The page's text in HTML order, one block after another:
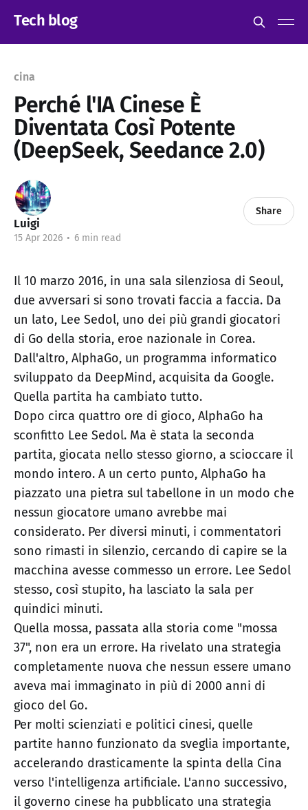
Tech blog
cina
Perché l'IA Cinese È
Diventata Così Potente
(DeepSeek, Seedance 2.0)
Luigi
15 Apr 2026 • 6 min read
Share
Il 10 marzo 2016, in una sala silenziosa di Seoul,
due avversari si sono trovati faccia a faccia. Da
un lato, Lee Sedol, uno dei più grandi giocatori
di Go della storia, eroe nazionale in Corea.
Dall'altro, AlphaGo, un programma informatico
sviluppato da DeepMind, acquisita da Google.
Quella partita ha cambiato tutto.
Dopo circa quattro ore di gioco, AlphaGo ha
sconfitto Lee Sedol. Ma è stata la seconda
partita, giocata nello stesso giorno, a scioccare il
mondo intero. A un certo punto, AlphaGo ha
piazzato una pietra sul tabellone in un modo che
nessun giocatore umano avrebbe mai
considerato. Per diversi minuti, i commentatori
sono rimasti in silenzio, cercando di capire se la
macchina avesse commesso un errore. Lee Sedol
stesso, così stupito, ha lasciato la sala per
quindici minuti.
Quella mossa, passata alla storia come "mossa
37", non era un errore. Ha rivelato una strategia
completamente nuova che nessun essere umano
aveva mai immaginato in più di 2000 anni di
gioco del Go.
Per molti scienziati e politici cinesi, quelle
partite hanno funzionato da sveglia importante,
accelerando drasticamente la spinta della Cina
verso l'intelligenza artificiale. L'anno successivo,
il governo cinese ha pubblicato una strategia